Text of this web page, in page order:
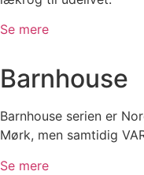
Se mere
Barnhouse
Barnhouse serien er
Mørk, men samtidig
Se mere